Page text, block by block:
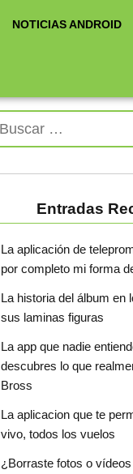
NOTICIAS ANDROID
Entradas
La aplicación de
por completo mi forma
La historia del álbum en
sus laminas figuras
La app que nadie
descubres lo que
Bross
La aplicacion que te
vivo, todos los vuelos
¿Borraste fotos o